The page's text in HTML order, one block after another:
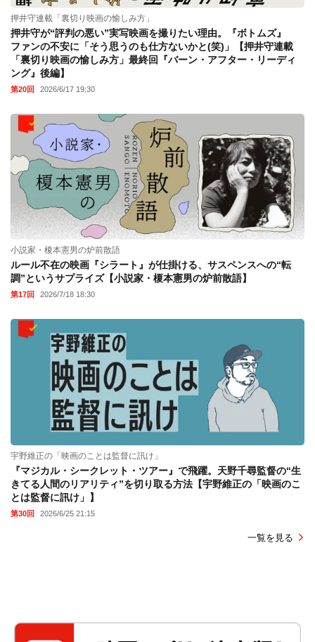
押井守連載「裏切り映画の愉しみ方」
押井守が“評判の悪い”実写映画を撮りたい理由。『ボトムズ』
ファンの不安に「そう思うのも仕方ないかと(笑)」【押井守連載
「裏切り映画の愉しみ方」最終回『バーン・アフター・リーディ
ング』後編】
第20回 2026/6/17 19:30
小説家・榎本憲男の炉前散語
ルール不在の映画『シラート』が仕掛ける、サスペンスへの“転
調”というサプライズ【小説家・榎本憲男の炉前散語】
第17回 2026/7/18 18:30
宇野維正の「映画のことは監督に訊け」
『マジカル・シークレット・ツアー』で飛躍。天野千尋監督の“生
きてる人間のリアリティ”を切り取る方法【宇野維正の「映画のこ
とは監督に訊け」】
第30回 2026/6/25 21:15
一覧を見る